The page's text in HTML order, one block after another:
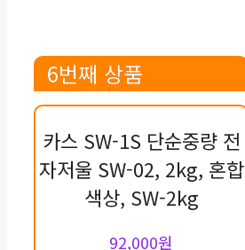
6번째 상품
카스 SW-1S 단순중량 전
자저울 SW-02, 2kg, 혼합
색상, SW-2kg
92,000원